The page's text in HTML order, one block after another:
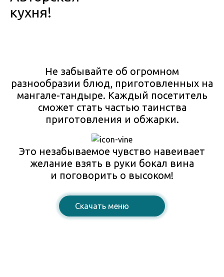
кухня!
Не забывайте об огромном
разнообразии блюд, приготовленных на
мангале-тандыре. Каждый посетитель
сможет стать частью таинства
приготовления и обжарки.
Это незабываемое чувство навеивает
желание взять в руки бокал вина
и поговорить о высоком!
Cкачать меню